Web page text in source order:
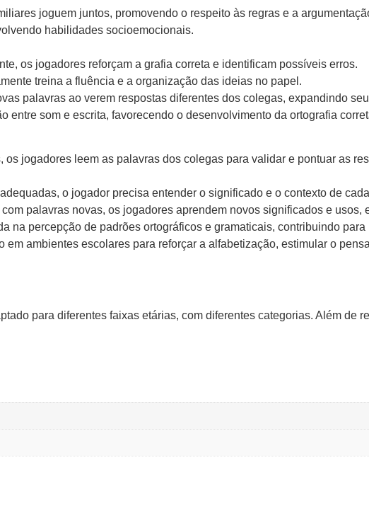
joguem juntos, promovendo o respeito às regras e a
habilidades socioemocionais.
os jogadores reforçam a grafia correta e identificam possíveis erros.
treina a fluência e a organização das ideias no papel.
palavras ao verem respostas diferentes dos colegas, expandindo
entre som e escrita, favorecendo o desenvolvimento da ortografia
os jogadores leem as palavras dos colegas para validar e pontuar as
o jogador precisa entender o significado e o contexto de
com palavras novas, os jogadores aprendem novos significados e usos,
na percepção de padrões ortográficos e gramaticais, contribuindo
em ambientes escolares para reforçar a alfabetização, estimular o
para diferentes faixas etárias, com diferentes categorias. Além de